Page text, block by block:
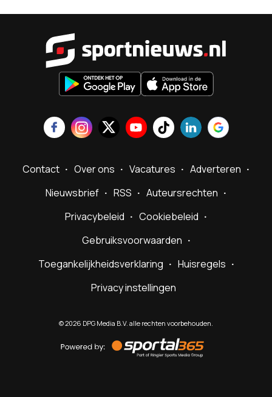
Contact Over ons Vacatures
Adverteren
Nieuwsbrief
RSS
Auteursrechten
Privacybeleid
Cookiebeleid
Gebruiksvoorwaarden
Toegankelijkheidsverklaring
Huisregels
Privacy instellingen
©2026 DPG Media B.V. alle rechten voorbehouden.
by
Sportal365